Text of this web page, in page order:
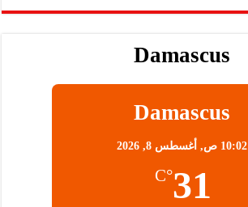
Damascus
Damascus
10:02 ص, أغسطس 8, 2026
31
°C